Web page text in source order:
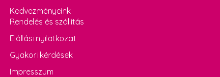
Kedvezményeink
Rendelés és szállítás
Elállási nyilatkozat
Gyakori kérdések
Impresszum